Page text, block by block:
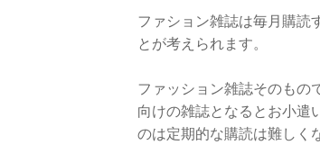
ファション雑誌は毎月購読
とが考えられます。
ファッション雑誌そのもの
向けの雑誌となるとお小遣
のは定期的な購読は難しく